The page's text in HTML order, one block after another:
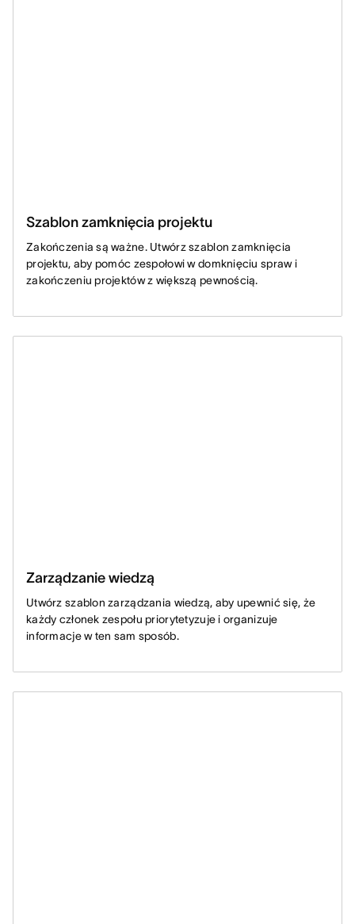
Szablon zamknięcia projektu
Zakończenia są ważne. Utwórz szablon zamknięcia
projektu, aby pomóc zespołowi w domknięciu spraw i
zakończeniu projektów z większą pewnością.
Zarządzanie wiedzą
Utwórz szablon zarządzania wiedzą, aby upewnić się, że
każdy członek zespołu priorytetyzuje i organizuje
informacje w ten sam sposób.